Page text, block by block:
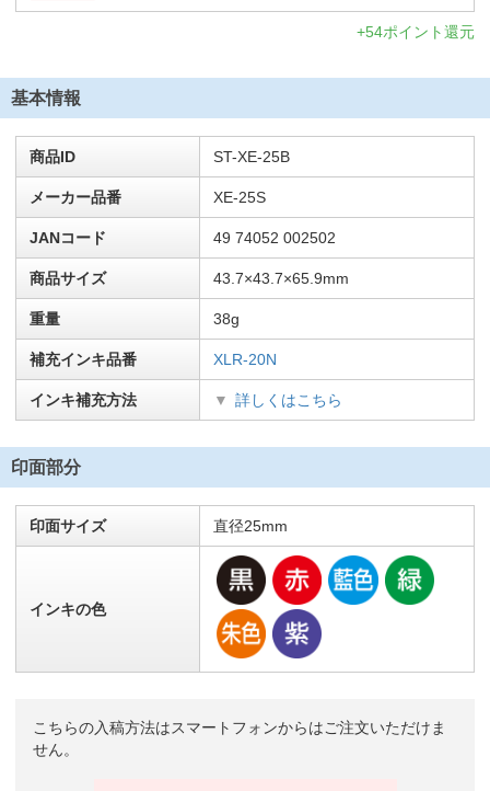
+54ポイント還元
基本情報
商品ID ST-XE-25B
メーカー品番 XE-25S
JANコード 49 74052 002502
商品サイズ 43.7×43.7×65.9mm
重量 38g
補充インキ品番 XLR-20N
インキ補充方法 詳しくはこちら
印面部分
印面サイズ 直径25mm
インキの色
こちらの入稿方法はスマートフォンからはご注文いただけま
せん。